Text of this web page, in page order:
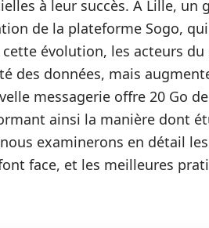
à leur succès. À Lille, un
de la plateforme Sogo,
évolution, les acteurs du
des données, mais
messagerie offre 20 Go
ainsi la manière dont
examinerons en détail
face, et les meilleures